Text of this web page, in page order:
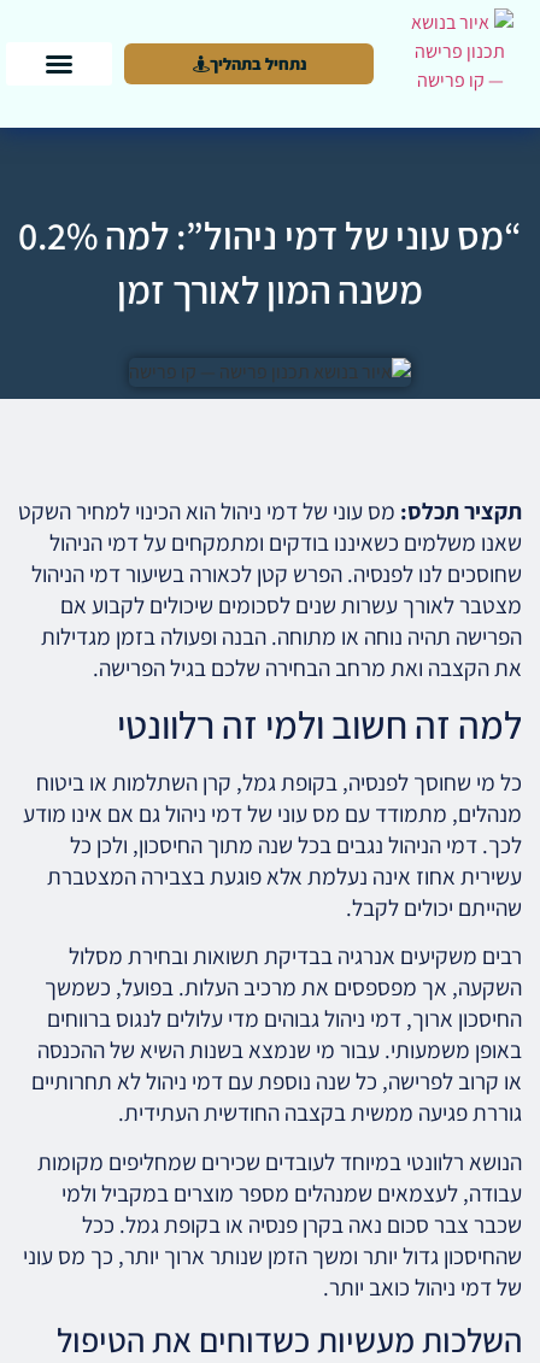
נתחיל בתהליך
“מס עוני של דמי ניהול”: למה 0.2%
משנה המון לאורך זמן
תקציר תכלס: מס עוני של דמי ניהול הוא הכינוי למחיר השקט
שאנו משלמים כשאיננו בודקים ומתמקחים על דמי הניהול
שחוסכים לנו לפנסיה. הפרש קטן לכאורה בשיעור דמי הניהול
מצטבר לאורך עשרות שנים לסכומים שיכולים לקבוע אם
הפרישה תהיה נוחה או מתוחה. הבנה ופעולה בזמן מגדילות
את הקצבה ואת מרחב הבחירה שלכם בגיל הפרישה.
למה זה חשוב ולמי זה רלוונטי
כל מי שחוסך לפנסיה, בקופת גמל, קרן השתלמות או ביטוח
מנהלים, מתמודד עם מס עוני של דמי ניהול גם אם אינו מודע
לכך. דמי הניהול נגבים בכל שנה מתוך החיסכון, ולכן כל
עשירית אחוז אינה נעלמת אלא פוגעת בצבירה המצטברת
שהייתם יכולים לקבל.
רבים משקיעים אנרגיה בבדיקת תשואות ובחירת מסלול
השקעה, אך מפספסים את מרכיב העלות. בפועל, כשמשך
החיסכון ארוך, דמי ניהול גבוהים מדי עלולים לנגוס ברווחים
באופן משמעותי. עבור מי שנמצא בשנות השיא של ההכנסה
או קרוב לפרישה, כל שנה נוספת עם דמי ניהול לא תחרותיים
גוררת פגיעה ממשית בקצבה החודשית העתידית.
הנושא רלוונטי במיוחד לעובדים שכירים שמחליפים מקומות
עבודה, לעצמאים שמנהלים מספר מוצרים במקביל ולמי
שכבר צבר סכום נאה בקרן פנסיה או בקופת גמל. ככל
שהחיסכון גדול יותר ומשך הזמן שנותר ארוך יותר, כך מס עוני
של דמי ניהול כואב יותר.
השלכות מעשיות כשדוחים את הטיפול